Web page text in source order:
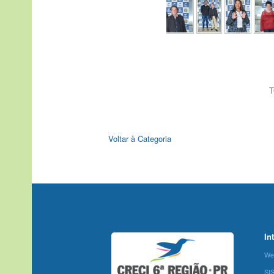
Voltar à Categoria